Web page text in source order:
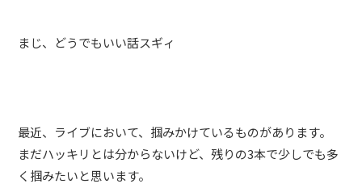
まじ、どうでもいい話スギィ
最近、ライブにおいて、掴みかけているものがあります。
まだハッキリとは分からないけど、残りの3本で少しでも多
く掴みたいと思います。